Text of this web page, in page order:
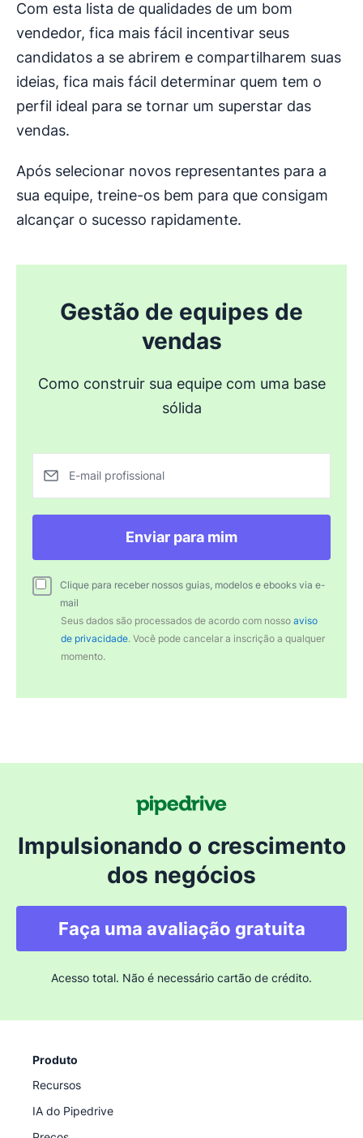
Com esta lista de qualidades de um bom
vendedor, fica mais fácil incentivar seus
candidatos a se abrirem e compartilharem suas
ideias, fica mais fácil determinar quem tem o
perfil ideal para se tornar um superstar das
vendas.
Após selecionar novos representantes para a
sua equipe, treine-os bem para que consigam
alcançar o sucesso rapidamente.
Gestão de equipes de
vendas
Como construir sua equipe com uma base
sólida
E-mail profissional
Enviar para mim
Clique para receber nossos guias, modelos e ebooks via e-
mail
Seus dados são processados de acordo com nosso aviso
de privacidade. Você pode cancelar a inscrição a qualquer
momento.
Impulsionando o crescimento
dos negócios
Faça uma avaliação gratuita
Acesso total. Não é necessário cartão de crédito.
Produto
Recursos
IA do Pipedrive